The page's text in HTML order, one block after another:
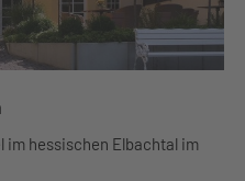
im hessischen Elbachtal im